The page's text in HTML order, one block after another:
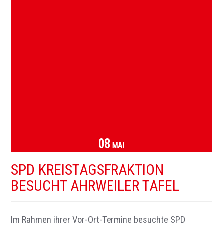
08 MAI
SPD KREISTAGSFRAKTION
BESUCHT AHRWEILER TAFEL
Im Rahmen ihrer Vor-Ort-Termine besuchte SPD